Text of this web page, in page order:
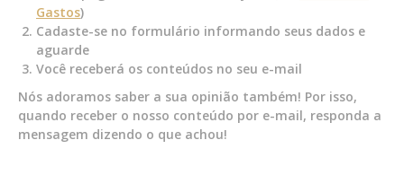
Gastos)
Cadaste-se no formulário informando seus dados e
aguarde
Você receberá os conteúdos no seu e-mail
Nós adoramos saber a sua opinião também! Por isso,
quando receber o nosso conteúdo por e-mail, responda a
mensagem dizendo o que achou!